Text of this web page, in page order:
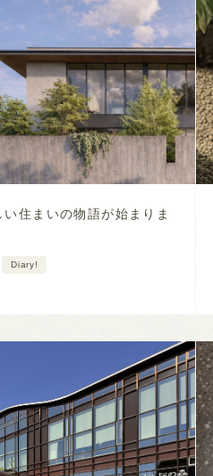
い住まいの物語が始まりま
Diary!